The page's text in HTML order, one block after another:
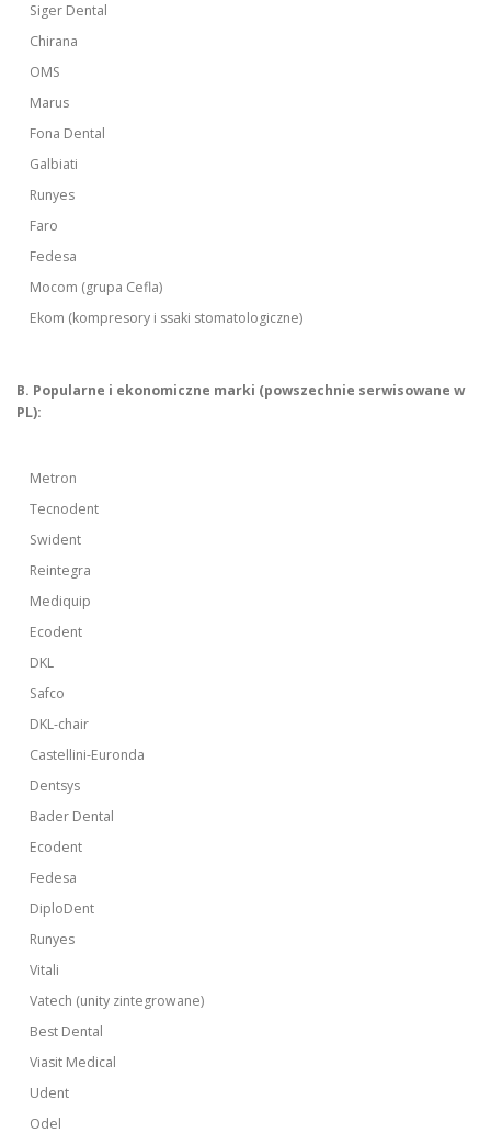
Siger Dental
Chirana
OMS
Marus
Fona Dental
Galbiati
Runyes
Faro
Fedesa
Mocom (grupa Cefla)
Ekom (kompresory i ssaki stomatologiczne)
B. Popularne i ekonomiczne marki (powszechnie serwisowane w
PL):
Metron
Tecnodent
Swident
Reintegra
Mediquip
Ecodent
DKL
Safco
DKL-chair
Castellini-Euronda
Dentsys
Bader Dental
Ecodent
Fedesa
DiploDent
Runyes
Vitali
Vatech (unity zintegrowane)
Best Dental
Viasit Medical
Udent
Odel